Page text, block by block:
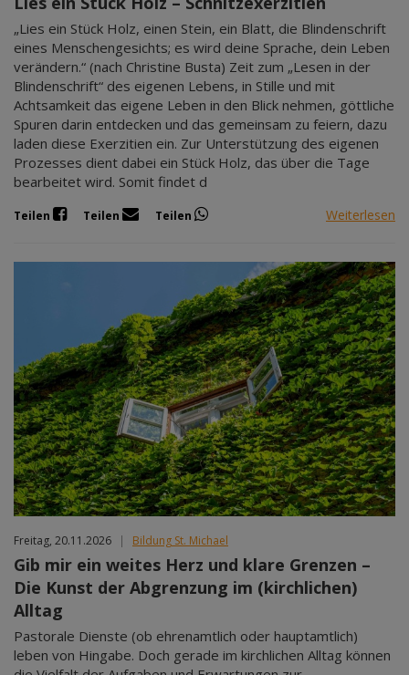
„Lies ein Stück Holz, einen Stein, ein Blatt, die Blindenschrift
eines Menschengesichts; es wird deine Sprache, dein Leben
verändern.“ (nach Christine Busta) Zeit zum „Lesen in der
Blindenschrift“ des eigenen Lebens, in Stille und mit
Achtsamkeit das eigene Leben in den Blick nehmen, göttliche
Spuren darin entdecken und das gemeinsam zu feiern, dazu
laden diese Exerzitien ein. Zur Unterstützung des eigenen
Prozesses dient dabei ein Stück Holz, das über die Tage
bearbeitet wird. Somit findet d
Teilen Teilen Teilen Weiterlesen
Freitag, 20.11.2026 | Bildung St. Michael
Gib mir ein weites Herz und klare Grenzen –
Die Kunst der Abgrenzung im (kirchlichen)
Alltag
Pastorale Dienste (ob ehrenamtlich oder hauptamtlich)
leben von Hingabe. Doch gerade im kirchlichen Alltag können